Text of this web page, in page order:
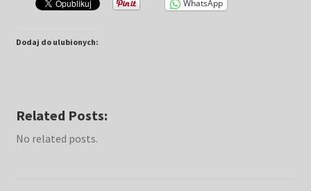
WhatsApp
Dodaj do ulubionych:
Related Posts:
No related posts.